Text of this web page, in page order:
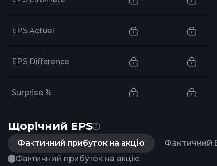
EPS Actual
EPS Difference
Surprise %
Щорічний EPS
Фактичний прибуток на акцію
Фактичний
Фактичний прибуток на акцію